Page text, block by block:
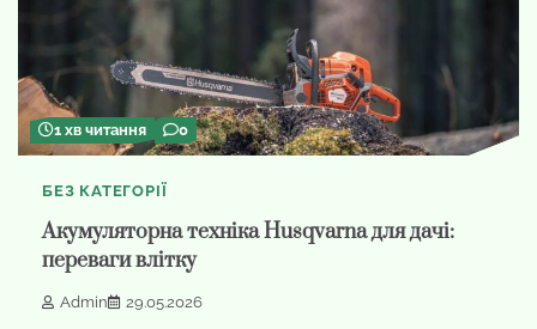
1 хв читання 0
БЕЗ КАТЕГОРІЇ
Акумуляторна техніка Husqvarna для дачі:
переваги влітку
Admin 29.05.2026